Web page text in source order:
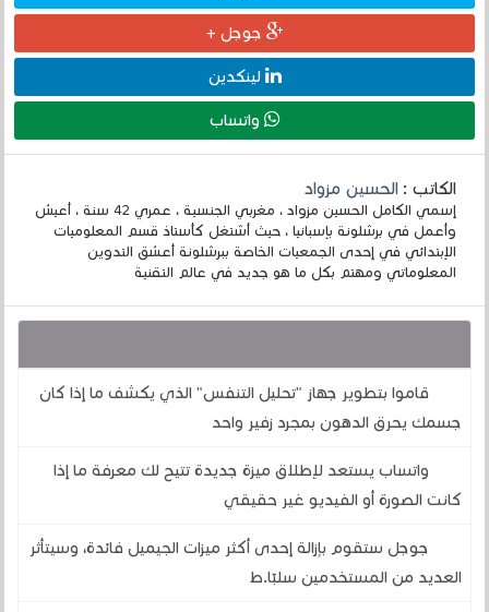
جوجل +
لينكدين
واتساب
الكاتب :الحسين مزواد
إسمي الكامل الحسين مزواد ، مغربي الجنسية ، عمري 42 سنة ، أعيش
وأعمل في برشلونة بإسبانيا ، حيث أشتغل كأستاذ قسم المعلوميات
الإبتدائي في إحدى الجمعيات الخاصة ببرشلونة أعشق التدوين
المعلوماتي ومهتم بكل ما هو جديد في عالم التقنية
قاموا بتطوير جهاز "تحليل التنفس" الذي يكشف ما إذا كان
جسمك يحرق الدهون بمجرد زفير واحد
واتساب يستعد لإطلاق ميزة جديدة تتيح لك معرفة ما إذا
كانت الصورة أو الفيديو غير حقيقي
جوجل ستقوم بإزالة إحدى أكثر ميزات الجيميل فائدة، وسيتأثر
العديد من المستخدمين سلبًا.ط